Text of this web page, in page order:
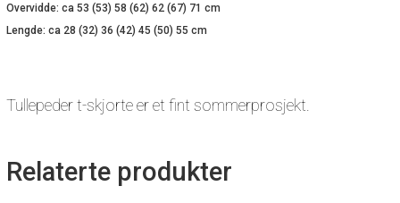
Overvidde: ca 53 (53) 58 (62) 62 (67) 71 cm
Lengde: ca 28 (32) 36 (42) 45 (50) 55 cm
Tullepeder t-skjorte er et fint sommerprosjekt.
Relaterte produkter